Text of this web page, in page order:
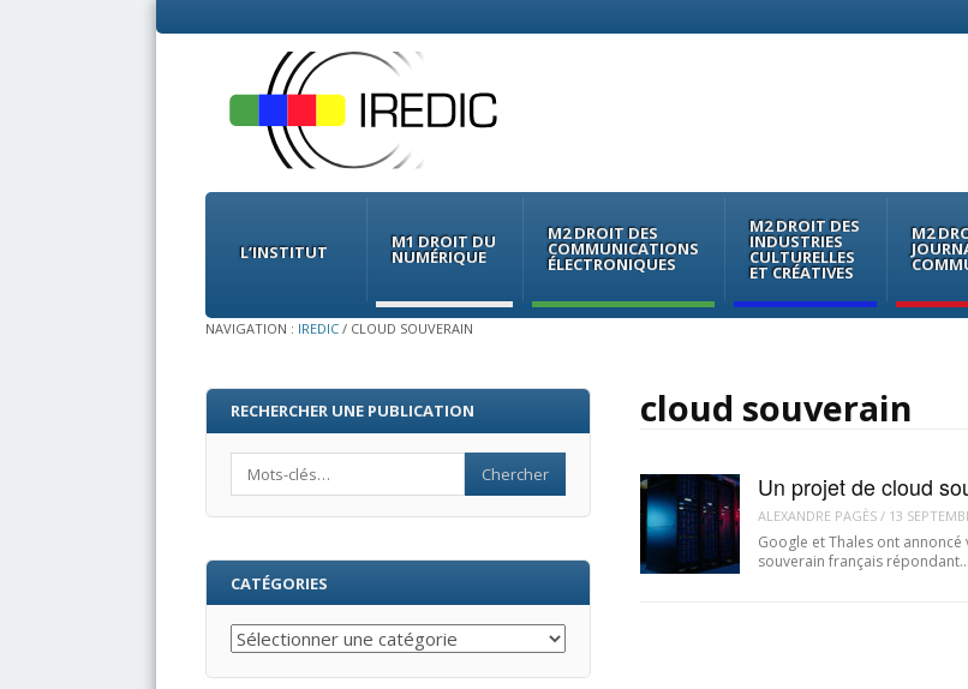
Menu
Skip
contentL’INSTITUT M1 DROIT DU
NUMÉRIQUE
M2 DROIT DES
COMMUNICATIONS
ÉLECTRONIQUES
M2 DROIT DES
INDUSTRIES
CULTURELLES
ET CRÉATIVES
M2
NAVIGATION : IREDIC / CLOUD SOUVERAIN
cloud souverain
Un projet de cloud
ALEXANDRE PAGÈS/ 13
Google et Thales ont
souverain français répondant…
RECHERCHER UNE PUBLICATION
CATÉGORIES
Catégories